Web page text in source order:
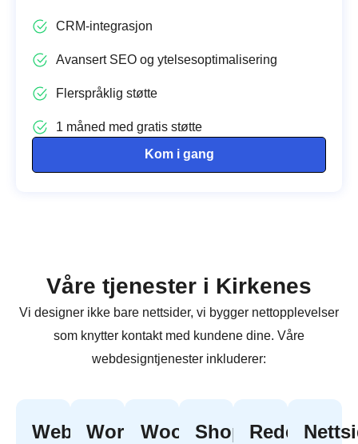
CRM-integrasjon
Avansert SEO og ytelsesoptimalisering
Flerspråklig støtte
1 måned med gratis støtte
Kom i gang
Våre tjenester i Kirkenes
Vi designer ikke bare nettsider, vi bygger nettopplevelser
som knytter kontakt med kundene dine. Våre
webdesigntjenester inkluderer:
WebappWordPressWooCommerce
ShopifyRedesign